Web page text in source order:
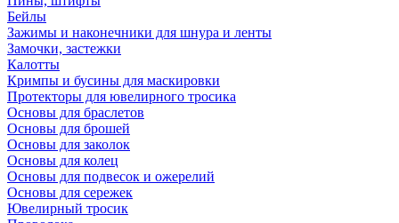
Бейлы
Зажимы и наконечники для шнура и ленты
Замочки, застежки
Калотты
Кримпы и бусины для маскировки
Протекторы для ювелирного тросика
Основы для браслетов
Основы для брошей
Основы для заколок
Основы для колец
Основы для подвесок и ожерелий
Основы для сережек
Ювелирный тросик